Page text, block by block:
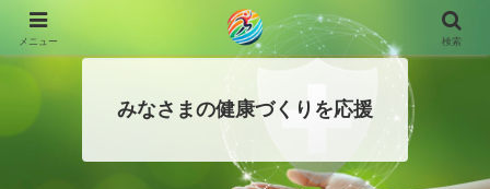
みなさまの健康づくりを応援
メニュー 検索